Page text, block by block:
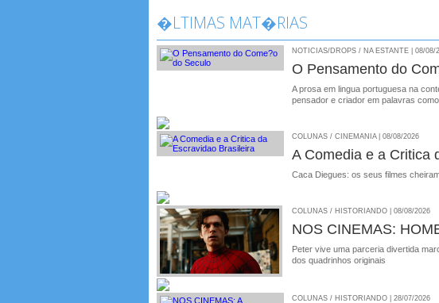
�LTIMAS MAT�RIAS
NOTICIAS/DROPS / NA ESTANTE | 08/08/
O Pensamento do
A prosa em lingua portuguesa na
pensador e criador em palavras
COLUNAS / CINEMANIA | 08/08/2026
A Comedia e a Critica
Caca Diegues: os seus filmes
COLUNAS / HISTORIANDO | 08/08/2026
NOS CINEMAS:
Peter vive uma parceria divertida
dos quadrinhos originais
COLUNAS / HISTORIANDO | 28/07/2026